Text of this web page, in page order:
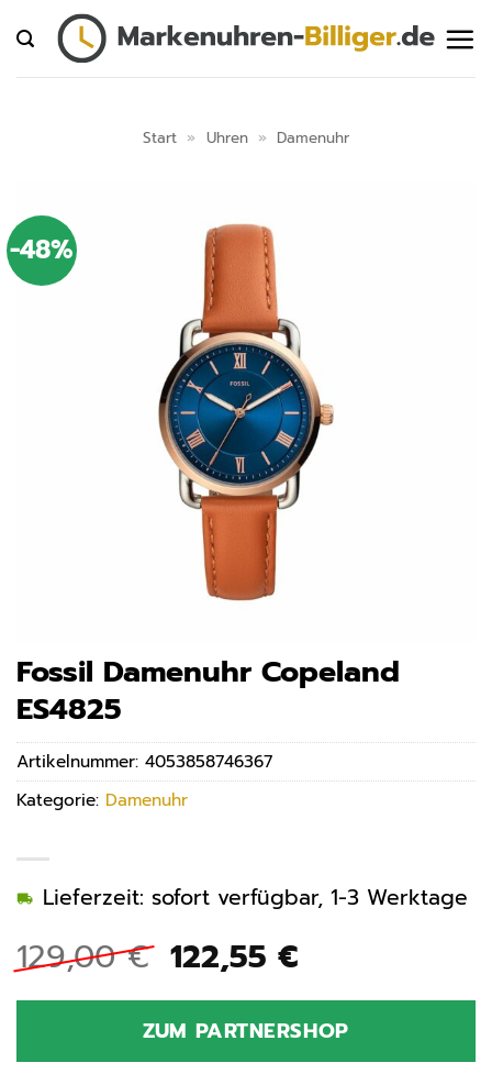
Inhalt
springen
Start » Uhren » Damenuhr
-48%
Fossil Damenuhr Copeland
ES4825
129,00€ Ursprünglicher
Preis
war:
129,00 €
122,55 €Aktueller
ist:
122,55 €.
Lieferzeit: sofort verfügbar, 1-3 Werktage
ZUM PARTNERSHOP
Artikelnummer: 4053858746367
Kategorie: Damenuhr